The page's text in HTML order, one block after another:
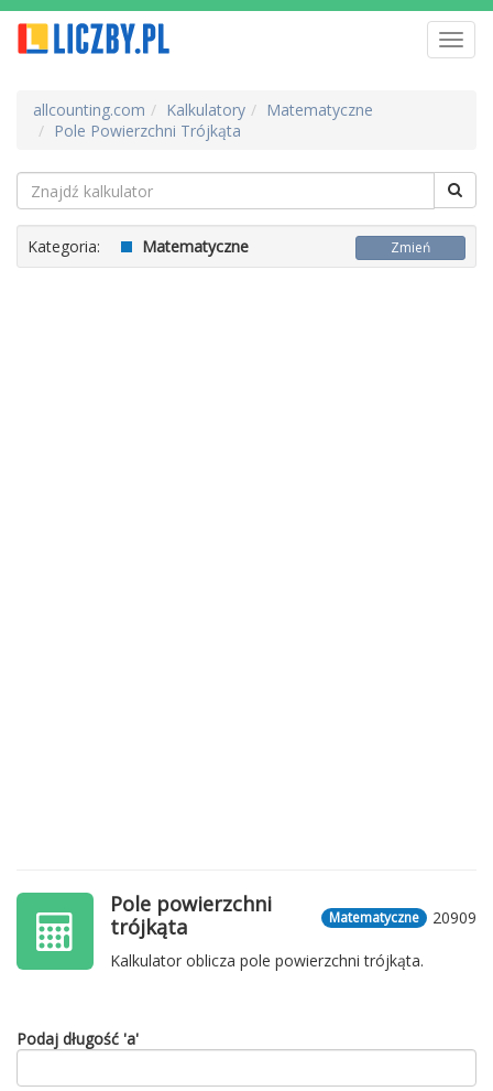
allcounting.com Kalkulatory
Matematyczne
Pole Powierzchni Trójkąta
Kategoria: Matematyczne Zmień
20909
Matematyczne
Pole powierzchni
trójkąta
Kalkulator oblicza pole powierzchni trójkąta.
Podaj długość 'a'